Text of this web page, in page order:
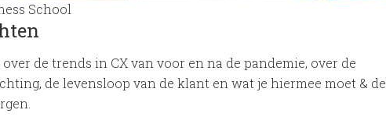
School
de trends in CX van voor en na de pandemie, over de
de levensloop van de klant en wat je hiermee moet & de